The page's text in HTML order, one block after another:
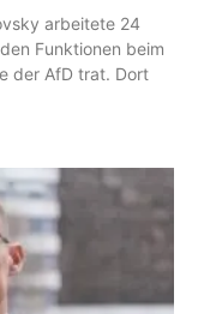
arbeitete 24
Funktionen beim
der AfD trat. Dort